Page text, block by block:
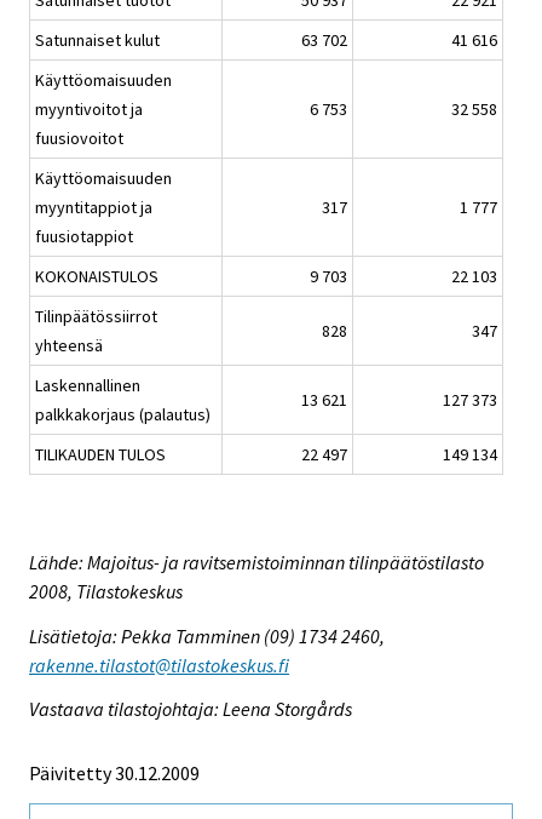
Satunnaiset kulut
63 702
41 616
Käyttöomaisuuden
myyntivoitot ja
fuusiovoitot
6 753 32 558
Käyttöomaisuuden
myyntitappiot ja
fuusiotappiot
317 1 777
KOKONAISTULOS 9 703
22 103
Tilinpäätössiirrot
yhteensä
828 347
Laskennallinen
palkkakorjaus (palautus)
13 621 127 373
TILIKAUDEN TULOS 22 497 149 134
Lähde: Majoitus- ja ravitsemistoiminnan tilinpäätöstilasto
2008, Tilastokeskus
Lisätietoja: Pekka Tamminen (09) 1734 2460,
rakenne.tilastot@tilastokeskus.fi
Vastaava tilastojohtaja: Leena Storgårds
Päivitetty 30.12.2009